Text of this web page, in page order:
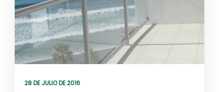
28 DE JULIO DE 2016